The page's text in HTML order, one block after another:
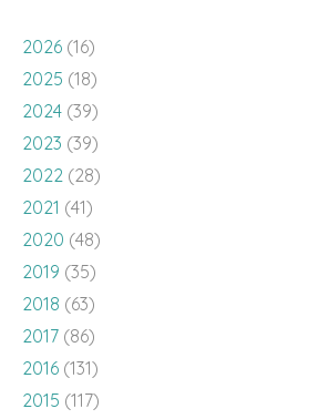
2026 (16)
2025 (18)
2024 (39)
2023 (39)
2022 (28)
2021 (41)
2020 (48)
2019 (35)
2018 (63)
2017 (86)
2016 (131)
2015 (117)